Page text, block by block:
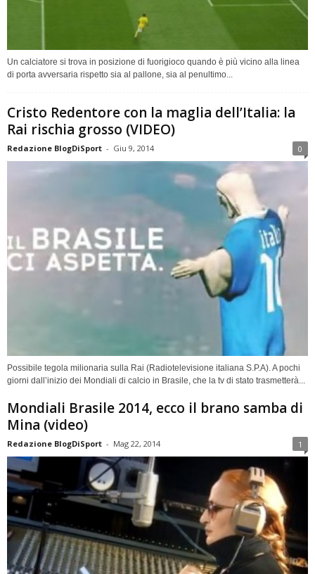
Un calciatore si trova in posizione di fuorigioco quando è più vicino alla linea
di porta avversaria rispetto sia al pallone, sia al penultimo...
Cristo Redentore con la maglia dell’Italia: la
Rai rischia grosso (VIDEO)
Redazione BlogDiSport - Giu 9, 2014 0
Possibile tegola milionaria sulla Rai (Radiotelevisione italiana S.P.A). A pochi
giorni dall’inizio dei Mondiali di calcio in Brasile, che la tv di stato trasmetterà...
Mondiali Brasile 2014, ecco il brano samba di
Mina (video)
Redazione BlogDiSport - Mag 22, 2014 1